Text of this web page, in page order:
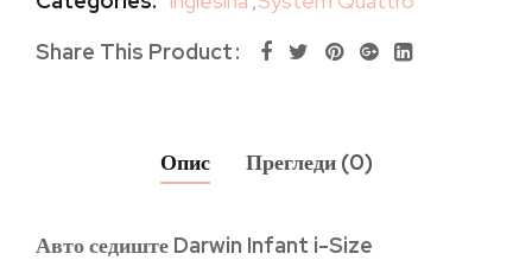
Share This Product
Опис Прегледи (0)
Авто седиште Darwin Infant i-Size